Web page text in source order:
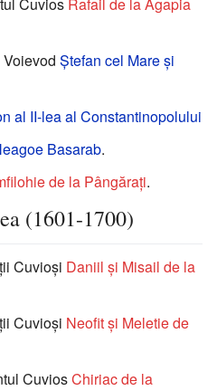
Cuvios Rafail de la Agapia
Ștefan cel Mare și
al II-lea al Constantinopolului
Basarab.
de la Pângărați.
(1601-1700)
Cuvioși Daniil şi Misail de la
Cuvioși Neofit și Meletie de
CuviosChiriac de la